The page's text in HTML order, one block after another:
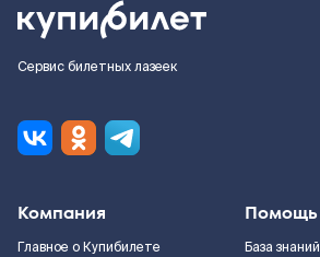
Сервис билетных лазеек
Компания
Главное о Купибилете
Помощь
База знаний